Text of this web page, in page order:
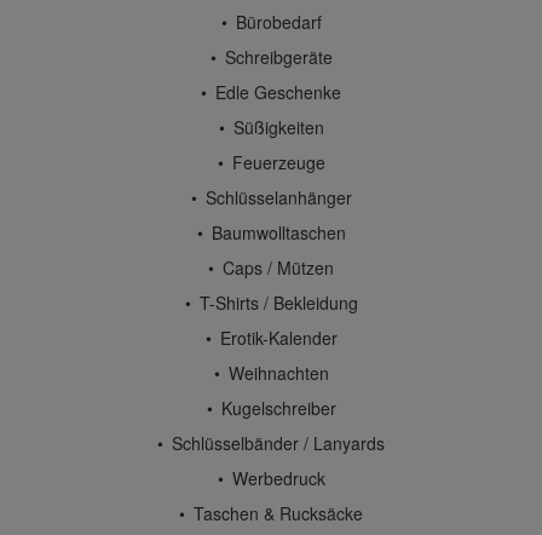
Bürobedarf
Schreibgeräte
Edle Geschenke
Süßigkeiten
Feuerzeuge
Schlüsselanhänger
Baumwolltaschen
Caps / Mützen
T-Shirts / Bekleidung
Erotik-Kalender
Weihnachten
Kugelschreiber
Schlüsselbänder / Lanyards
Werbedruck
Taschen & Rucksäcke